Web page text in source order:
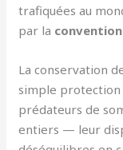
trafiquées au
par la convention
La conservation
simple protection
prédateurs de
entiers — leur